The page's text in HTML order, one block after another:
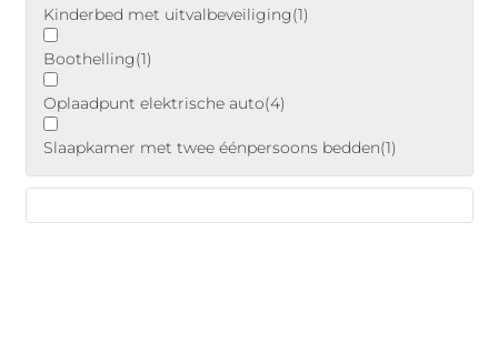
Kinderbed met uitvalbeveiliging(1)
Boothelling(1)
Oplaadpunt elektrische auto(4)
Slaapkamer met twee éénpersoons bedden(1)